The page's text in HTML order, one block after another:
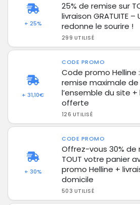
+ 25%
25% de remise sur
livraison GRATUITE
redonne le sourire !
299 UTILISÉ
+ 31,10€
CODE PROMO
Code promo Helline
remise maximale de
l’ensemble du site +
offerte
126 UTILISÉ
+ 30%
CODE PROMO
Offrez-vous 30% de
TOUT votre panier
promo Helline +
domicile
503 UTILISÉ